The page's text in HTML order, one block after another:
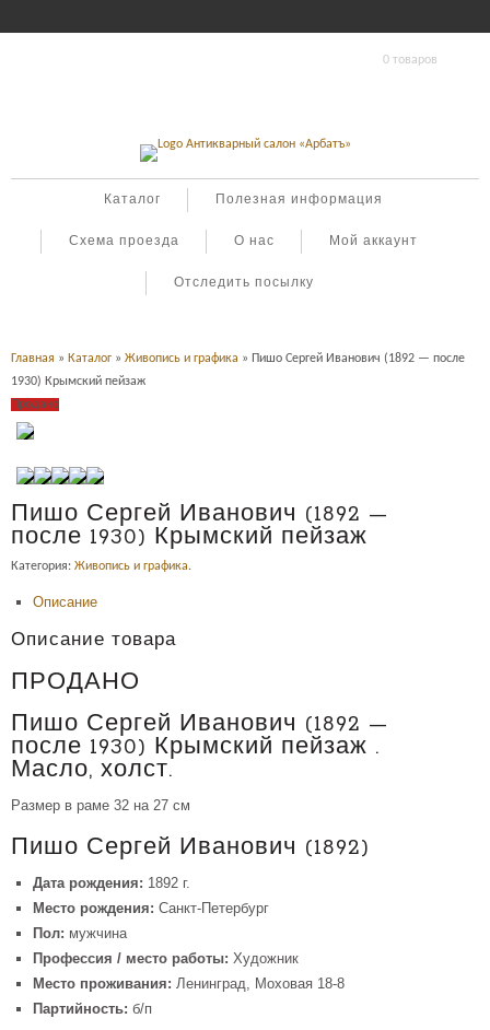
0 товаров
Каталог Полезная информация
Схема проезда О нас Мой аккаунт
Отследить посылку
Главная » Каталог » Живопись и графика » Пишо Сергей Иванович (1892 — после
1930) Крымский пейзаж
Продано
Пишо Сергей Иванович (1892 —
после 1930) Крымский пейзаж
Категория: Живопись и графика.
Описание
Описание товара
ПРОДАНО
Пишо Сергей Иванович (1892 —
после 1930) Крымский пейзаж .
Масло, холст.
Размер в раме 32 на 27 см
Пишо Сергей Иванович (1892)
Дата рождения: 1892 г.
Место рождения: Санкт-Петербург
Пол: мужчина
Профессия / место работы: Художник
Место проживания: Ленинград, Моховая 18-8
Партийность: б/п